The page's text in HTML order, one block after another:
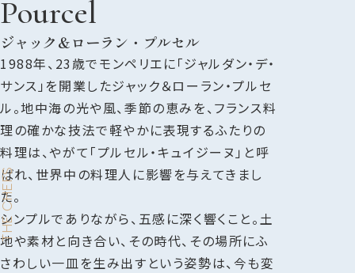
THE CHEFS
Pourcel
ジャック＆ローラン・プルセル
1988年、23歳でモンペリエに「ジャルダン・デ・
サンス」を開業したジャック＆ローラン・プルセ
ル。地中海の光や風、季節の恵みを、フランス料
理の確かな技法で軽やかに表現するふたりの
料理は、やがて「プルセル・キュイジーヌ」と呼
ばれ、世界中の料理人に影響を与えてきまし
た。
シンプルでありながら、五感に深く響くこと。土
地や素材と向き合い、その時代、その場所にふ
さわしい一皿を生み出すという姿勢は、今も変